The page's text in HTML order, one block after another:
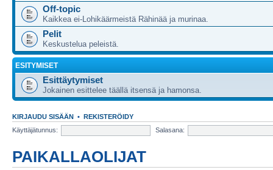
Off-topic
Kaikkea ei-Lohikäärmeistä Rähinää ja murinaa.
Pelit
Keskustelua peleistä.
ESITYMISET
Esittäytymiset
Jokainen esittelee täällä itsensä ja hamonsa.
KIRJAUDU SISÄÄN • REKISTERÖIDY
Käyttäjätunnus:
Salasana:
PAIKALLAOLIJAT